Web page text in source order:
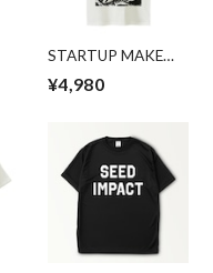
STARTUP MAKE
¥4,980